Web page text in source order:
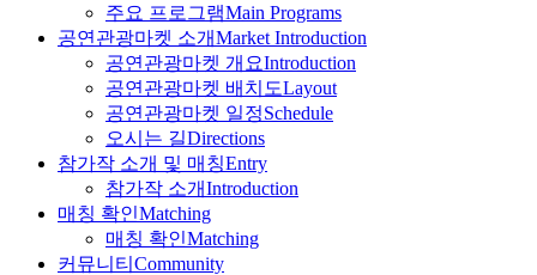
주요 프로그램Main Programs
공연관광마켓 소개Market Introduction
공연관광마켓 개요Introduction
공연관광마켓 배치도Layout
공연관광마켓 일정Schedule
오시는 길Directions
참가작 소개 및 매칭Entry
참가작 소개Introduction
매칭 확인Matching
매칭 확인Matching
커뮤니티 Community